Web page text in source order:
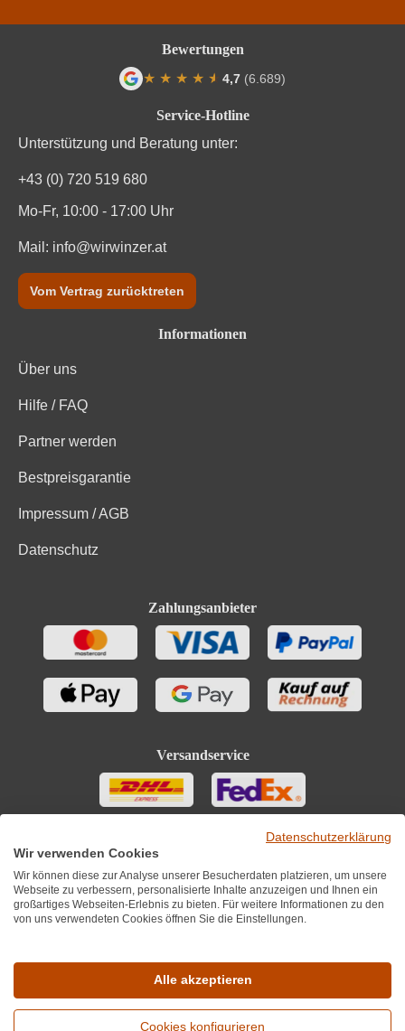
Service-Hotline
Unterstützung und Beratung unter:
+43 (0) 720 519 680
Mo-Fr, 10:00 - 17:00 Uhr
Mail: info@wirwinzer.at
Vom Vertrag zurücktreten
Informationen
Über uns
Hilfe / FAQ
Partner werden
Bestpreisgarantie
Impressum / AGB
Datenschutz
Zahlungsanbieter
Versandservice
Bewertungen
★ ★ ★ ★ ★
★ 4,7 (6.689)
Datenschutzerklärung
Wir verwenden Cookies
Wir können diese zur Analyse unserer Besucherdaten platzieren, um unsere
Webseite zu verbessern, personalisierte Inhalte anzuzeigen und Ihnen ein
großartiges Webseiten-Erlebnis zu bieten. Für weitere Informationen zu den
von uns verwendeten Cookies öffnen Sie die Einstellungen.
Alle akzeptieren
Cookies konfigurieren